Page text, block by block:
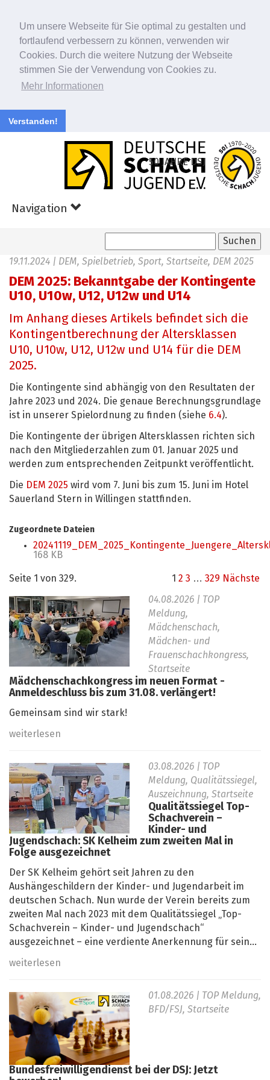
Um unsere Webseite für Sie optimal zu gestalten und
fortlaufend verbessern zu können, verwenden wir
Cookies. Durch die weitere Nutzung der Webseite
stimmen Sie der Verwendung von Cookies zu.
Mehr Informationen
Verstanden!
Navigation
50 JAHRE DSJ
19.11.2024 | DEM, Spielbetrieb, Sport, Startseite, DEM 2025
DEM 2025: Bekanntgabe der Kontingente
U10, U10w, U12, U12w und U14
Im Anhang dieses Artikels befindet sich die
Kontingentberechnung der Altersklassen
U10, U10w, U12, U12w und U14 für die DEM
2025.
Die Kontingente sind abhängig von den Resultaten der
Jahre 2023 und 2024. Die genaue Berechnungsgrundlage
ist in unserer Spielordnung zu finden (siehe 6.4).
Die Kontingente der übrigen Altersklassen richten sich
nach den Mitgliederzahlen zum 01. Januar 2025 und
werden zum entsprechenden Zeitpunkt veröffentlicht.
Die DEM 2025 wird vom 7. Juni bis zum 15. Juni im Hotel
Sauerland Stern in Willingen stattfinden.
Zugeordnete Dateien
168 KB
Seite 1 von 329. 1 2 3 … 329 Nächste
04.08.2026 | TOP
Meldung,
Mädchenschach,
Mädchen- und
Frauenschachkongress,
Startseite
Mädchenschachkongress im neuen Format -
Anmeldeschluss bis zum 31.08. verlängert!
Gemeinsam sind wir stark!
weiterlesen
03.08.2026 | TOP
Meldung, Qualitätssiegel,
Auszeichnung, Startseite
Qualitätssiegel Top-
Schachverein –
Kinder- und
Jugendschach: SK Kelheim zum zweiten Mal in
Folge ausgezeichnet
Der SK Kelheim gehört seit Jahren zu den
Aushängeschildern der Kinder- und Jugendarbeit im
deutschen Schach. Nun wurde der Verein bereits zum
zweiten Mal nach 2023 mit dem Qualitätssiegel „Top-
Schachverein – Kinder- und Jugendschach“
ausgezeichnet – eine verdiente Anerkennung für sein...
weiterlesen
01.08.2026 | TOP Meldung,
BFD/FSJ, Startseite
Bundesfreiwilligendienst bei der DSJ: Jetzt